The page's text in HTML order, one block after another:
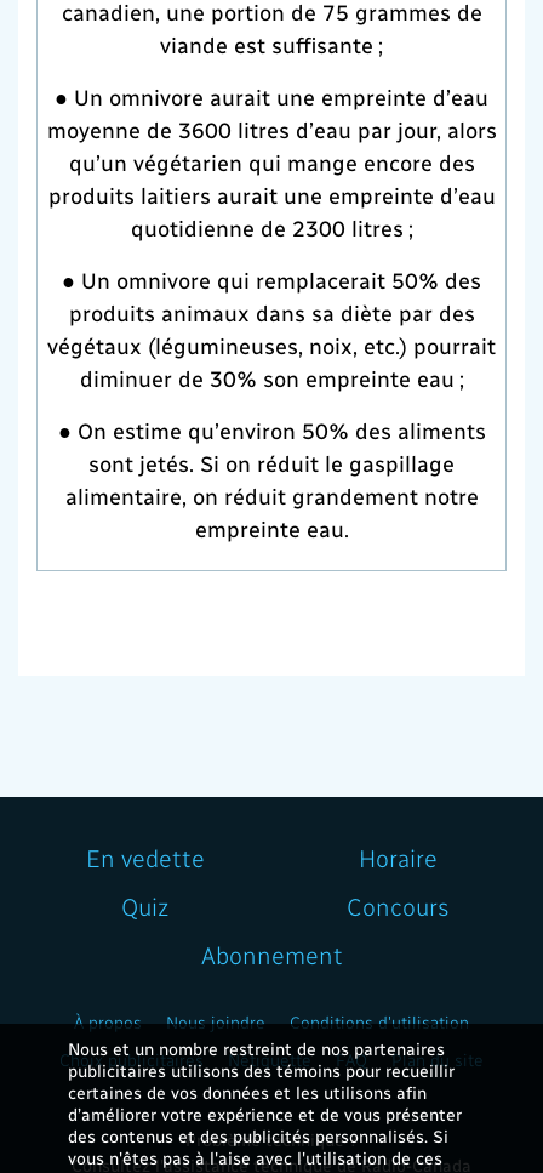
canadien, une portion de 75 grammes de
viande est suffisante ;
● Un omnivore aurait une empreinte d’eau
moyenne de 3600 litres d’eau par jour, alors
qu’un végétarien qui mange encore des
produits laitiers aurait une empreinte d’eau
quotidienne de 2300 litres ;
● Un omnivore qui remplacerait 50% des
produits animaux dans sa diète par des
végétaux (légumineuses, noix, etc.) pourrait
diminuer de 30% son empreinte eau ;
● On estime qu’environ 50% des aliments
sont jetés. Si on réduit le gaspillage
alimentaire, on réduit grandement notre
empreinte eau.
Nous et un nombre restreint de nos partenaires
publicitaires utilisons des témoins pour recueillir
certaines de vos données et les utilisons afin
d’améliorer votre expérience et de vous présenter
des contenus et des publicités personnalisés. Si
vous n'êtes pas à l'aise avec l'utilisation de ces
En vedette
Horaire
Quiz
Concours
Abonnement
À propos Nous joindre
Conditions d'utilisation
Choix publicitaires
Nétiquette FAQ Plan du site
Problème technique ?
Consultez l'assistance technique de Radio-Canada